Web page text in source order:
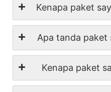
Kenapa paket
Apa tanda paket
Kenapa paket